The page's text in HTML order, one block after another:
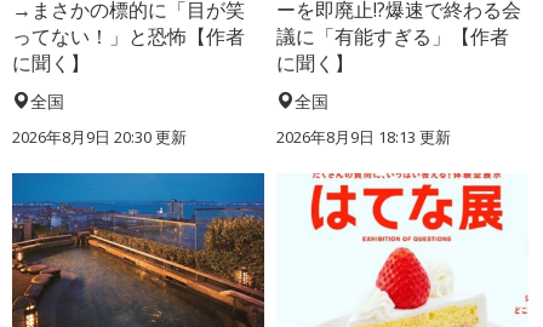
→まさかの標的に「目が笑
ってない！」と恐怖【作者
に聞く】
全国
2026年8月9日 20:30更新
ーを即廃止!?爆速で終わる会
議に「有能すぎる」【作者
に聞く】
全国
2026年8月9日 18:13 更新